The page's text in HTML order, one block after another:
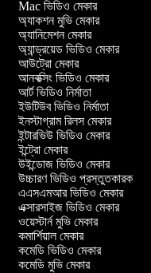
Mac ভিডিও মেকার
অ্যাকশন মুভি মেকার
অ্যানিমেশন মেকার
অ্যান্ড্রয়েড ভিডিও মেকার
আউট্রো মেকার
আনবক্সিং ভিডিও মেকার
আর্ট ভিডিও নির্মাতা
ইউটিউব ভিডিও নির্মাতা
ইনস্টাগ্রাম রিলস মেকার
ইন্টারভিউ ভিডিও মেকার
ইন্ট্রো মেকার
উইন্ডোজ ভিডিও মেকার
উচ্চারণ ভিডিও প্রস্তুতকারক
এএসএমআর ভিডিও মেকার
এক্সারসাইজ ভিডিও মেকার
ওয়েস্টার্ন মুভি মেকার
কমার্শিয়াল মেকার
কমেডি ভিডিও মেকার
কমেডি মুভি মেকার